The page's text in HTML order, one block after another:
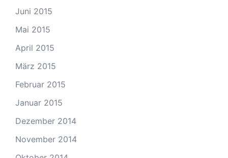
Juni 2015
Mai 2015
April 2015
März 2015
Februar 2015
Januar 2015
Dezember 2014
November 2014